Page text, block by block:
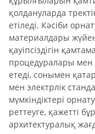
қолдануларда
етіледі. Кәсіби
материалдары
қауіпсіздігін
процедуралары мен
етеді, сонымен
мен электрлік
мүмкіндіктері
реттеуге, қажетті
архитектуралық